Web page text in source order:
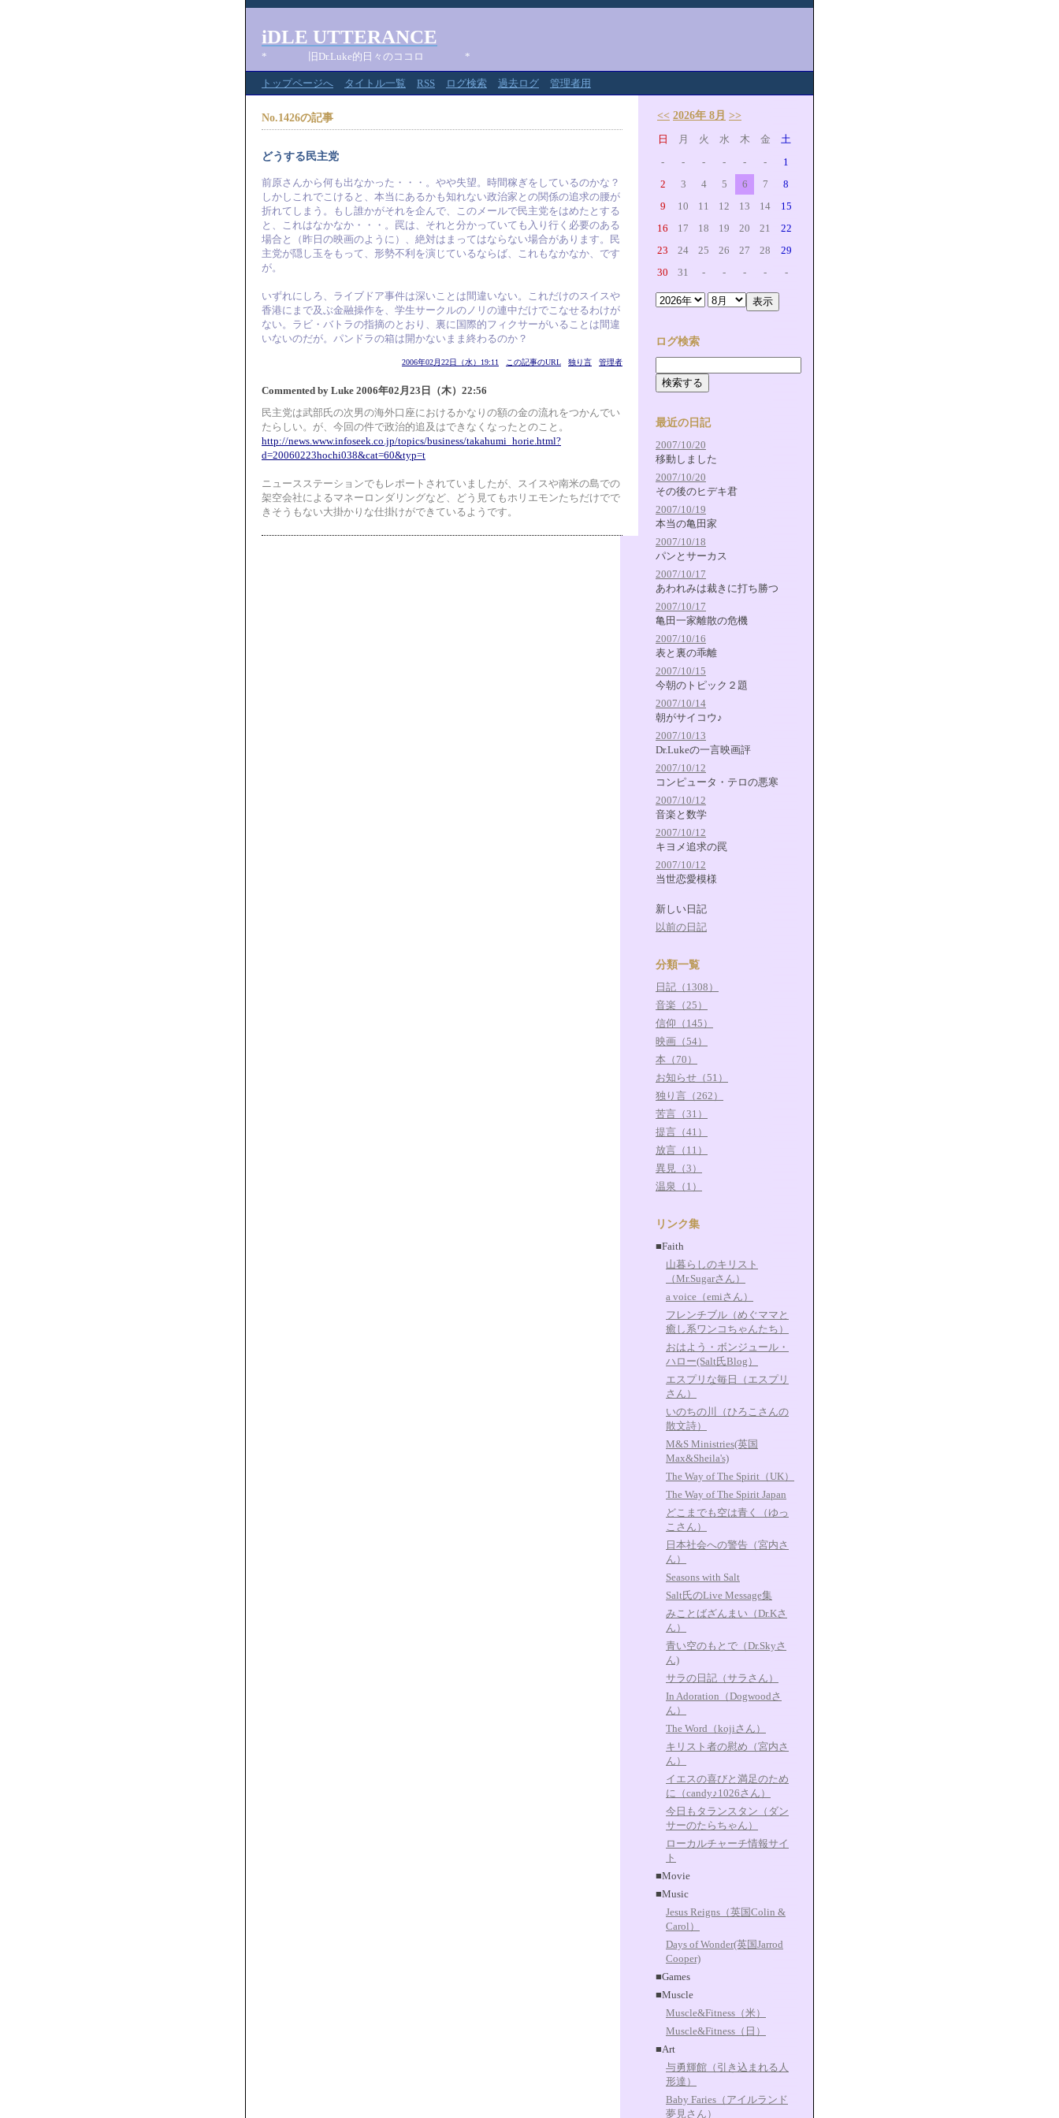
iDLE UTTERANCE
* 旧Dr.Luke的日々のココロ *
トップページへ タイトル一覧 RSS ログ検索 過去ログ 管理者用
<< 2026年 8月 >>
日
月 火 水 木 金
土
-
- - - - -
1
2
3 4 5 6 7
8
9
10 11 12 13 14
15
16
17 18 19 20 21
22
23
24 25 26 27 28
29
30
31 - - - - -
ログ検索
最近の日記
2007/10/20
移動しました
2007/10/20
その後のヒデキ君
2007/10/19
本当の亀田家
2007/10/18
パンとサーカス
2007/10/17
あわれみは裁きに打ち勝つ
2007/10/17
亀田一家離散の危機
2007/10/16
表と裏の乖離
2007/10/15
今朝のトピック２題
2007/10/14
朝がサイコウ♪
2007/10/13
Dr.Lukeの一言映画評
2007/10/12
コンピュータ・テロの悪寒
2007/10/12
音楽と数学
2007/10/12
キヨメ追求の罠
2007/10/12
当世恋愛模様
新しい日記
以前の日記
分類一覧
日記（1308）
音楽（25）
信仰（145）
映画（54）
本（70）
お知らせ（51）
独り言（262）
苦言（31）
提言（41）
放言（11）
異見（3）
温泉（1）
リンク集
■Faith
山暮らしのキリスト
（Mr.Sugarさん）
a voice（emiさん）
フレンチブル（めぐママと
癒し系ワンコちゃんたち）
おはよう・ボンジュール・
ハロー(Salt氏Blog）
エスプリな毎日（エスプリ
さん）
いのちの川（ひろこさんの
散文詩）
M&S Ministries(英国
Max&Sheila's)
The Way of The Spirit（UK）
The Way of The Spirit Japan
どこまでも空は青く（ゆっ
こさん）
日本社会への警告（宮内さ
ん）
Seasons with Salt
Salt氏のLive Message集
みことばざんまい（Dr.Kさ
ん）
青い空のもとで（Dr.Skyさ
ん)
サラの日記（サラさん）
In Adoration（Dogwoodさ
ん）
The Word（kojiさん）
キリスト者の慰め（宮内さ
ん）
イエスの喜びと満足のため
に（candy♪1026さん）
今日もタランスタン（ダン
サーのたらちゃん）
ローカルチャーチ情報サイ
ト
■Movie
■Music
Jesus Reigns（英国Colin &
Carol）
Days of Wonder(英国Jarrod
Cooper)
■Games
■Muscle
Muscle&Fitness（米）
Muscle&Fitness（日）
■Art
与勇輝館（引き込まれる人
形達）
Baby Faries（アイルランド
夢見さん）
No.1426の記事
どうする民主党
前原さんから何も出なかった・・・。やや失望。時間稼ぎをしているのかな？
しかしこれでこけると、本当にあるかも知れない政治家との関係の追求の腰が
折れてしまう。もし誰かがそれを企んで、このメールで民主党をはめたとする
と、これはなかなか・・・。罠は、それと分かっていても入り行く必要のある
場合と（昨日の映画のように）、絶対はまってはならない場合があります。民
主党が隠し玉をもって、形勢不利を演じているならば、これもなかなか、です
が。
いずれにしろ、ライブドア事件は深いことは間違いない。これだけのスイスや
香港にまで及ぶ金融操作を、学生サークルのノリの連中だけでこなせるわけが
ない。ラビ・バトラの指摘のとおり、裏に国際的フィクサーがいることは間違
いないのだが。パンドラの箱は開かないまま終わるのか？
2006年02月22日（水）19:11 この記事のURL 独り言 管理者
Commented by Luke 2006年02月23日（木）22:56
民主党は武部氏の次男の海外口座におけるかなりの額の金の流れをつかんでい
たらしい。が、今回の件で政治的追及はできなくなったとのこと。
http://news.www.infoseek.co.jp/topics/business/takahumi_horie.html?
d=20060223hochi038&cat=60&typ=t
ニュースステーションでもレポートされていましたが、スイスや南米の島での
架空会社によるマネーロンダリングなど、どう見てもホリエモンたちだけでで
きそうもない大掛かりな仕掛けができているようです。